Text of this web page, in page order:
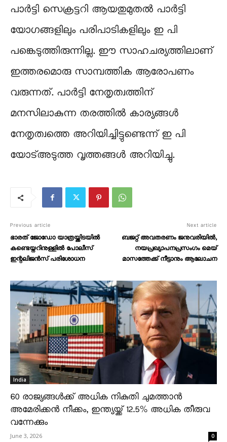
പാർട്ടി സെക്രട്ടറി ആയതുമുതൽ പാർട്ടി
യോഗങ്ങളിലും പരിപാടികളിലും ഇ പി
പങ്കെടുത്തിരുന്നില്ല. ഈ സാഹചര്യത്തിലാണ്
ഇത്തരമൊരു സാമ്പത്തിക ആരോപണം
വരുന്നത്. പാർട്ടി നേതൃത്വത്തിന്
മനസിലാകുന്ന തരത്തിൽ കാര്യങ്ങൾ
നേതൃത്വത്തെ അറിയിച്ചിട്ടുണ്ടെന്ന് ഇ പി
യോട്അടുത്ത വൃത്തങ്ങൾ അറിയിച്ചു.
Previous article
ഭാരത് ജോഡോ യാത്രയ്ക്കിടയിൽ
കണ്ടെയ്നറിനുള്ളിൽ പോലീസ്
ഇന്റലിജൻസ് പരിശോധന
Next article
ബജറ്റ് അവതരണം ജനുവരിയിൽ,
നയപ്രഖ്യാപനപ്രസംഗം മെയ്
മാസത്തേക്ക് നീട്ടാനും ആലോചന
India
60 രാജ്യങ്ങൾക്ക് അധിക നികുതി ചുമത്താൻ
അമേരിക്കൻ നീക്കം, ഇന്ത്യയ്ക്ക് 12.5% അധിക തീരുവ
വന്നേക്കും
June 3, 2026 0